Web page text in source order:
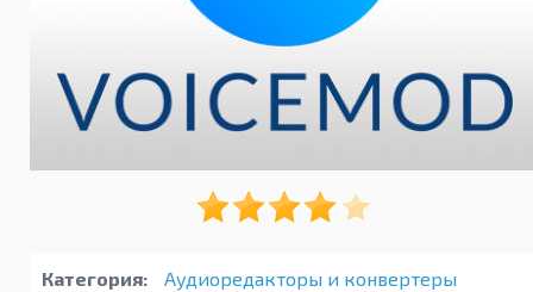
Категория: Аудиоредакторы и конвертеры